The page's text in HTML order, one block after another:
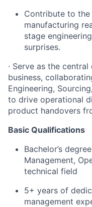
Contribute to
manufacturing
stage
surprises.
· Serve as the
business,
Engineering,
to drive operational
product handovers
Basic Qualifications
Bachelor’s
Management,
technical field
5+ years of
management